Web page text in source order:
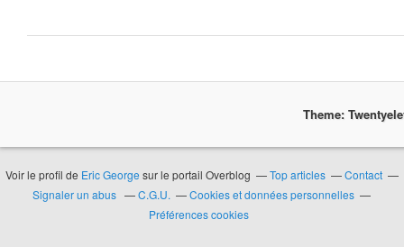
Theme:
Voir le profil de Eric George sur le portail Overblog Top articles
Contact
Signaler un abus
C.G.U.
Cookies et données personnelles
Préférences cookies